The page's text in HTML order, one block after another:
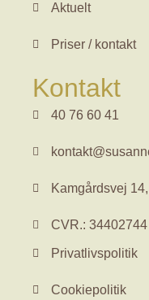
Aktuelt
Priser / kontakt
Kontakt
40 76 60 41
Kamgårdsvej
CVR.: 34402744
Privatlivspolitik
Cookiepolitik